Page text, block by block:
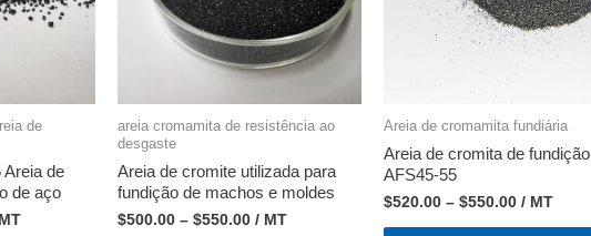
de
Areia de
de aço
areia cromamita de resistência ao
desgaste
Areia de cromite utilizada para
fundição de machos e moldes
$500.00 – $550.00 / MT
Areia de cromamita fundiária
Areia de cromita de fundição
AFS45-55
$520.00 – $550.00 / MT